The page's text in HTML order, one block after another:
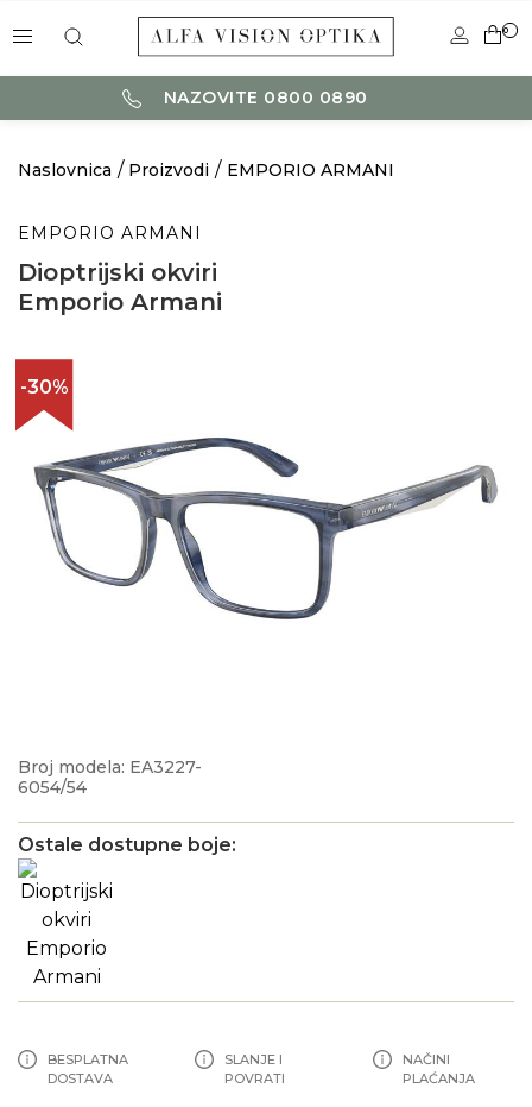
0
NAZOVITE 0800 0890
Naslovnica Proizvodi EMPORIO ARMANI
EMPORIO ARMANI
Dioptrijski okviri
Emporio Armani
-30%
Broj modela: EA3227-
6054/54
Ostale dostupne boje:
BESPLATNA
DOSTAVA
SLANJE I
POVRATI
NAČINI
PLAĆANJA